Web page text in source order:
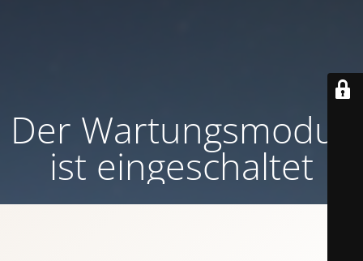
Der Wartungsmodus
ist eingeschaltet